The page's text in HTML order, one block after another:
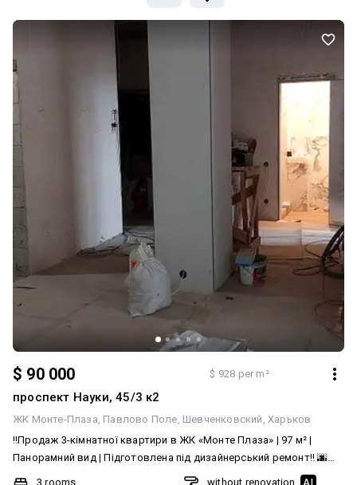
$ 90 000 $ 928 per m²
проспект Науки, 45/3 к2
ЖК Монте-Плаза Павлово Поле Шевченковский Харьков
‼️Продаж 3-кімнатної квартири в ЖК «Монте Плаза» | 97 м² |
Панорамний вид | Підготовлена під дизайнерський ремонт‼️ 🌆
Пропонується до продажу простора квартира в одному з
3 rooms
without renovation AI